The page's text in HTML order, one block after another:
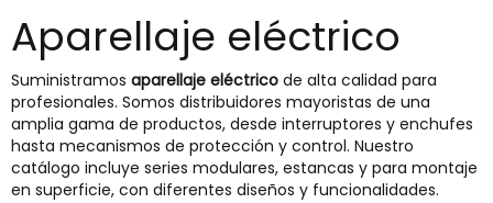
Aparellaje eléctrico
Suministramos aparellaje eléctrico de alta calidad para
profesionales. Somos distribuidores mayoristas de una
amplia gama de productos, desde interruptores y enchufes
hasta mecanismos de protección y control. Nuestro
catálogo incluye series modulares, estancas y para montaje
en superficie, con diferentes diseños y funcionalidades.